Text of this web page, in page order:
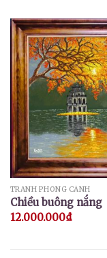
TRANH PHONG CẢNH
Chiều buông nắng
12.000.000₫